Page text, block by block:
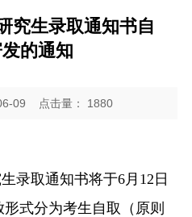
究生录取通知书自
的通知
09 点击量： 1880
录取通知书将于6月 12 日
式分为考生自取（ 原则